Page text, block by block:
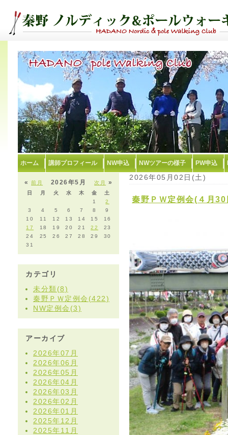
ホーム 講師プロフィール NW申込 NWツアーの様子 PW申込
«前月 次月 »
2026年5月
日 月 火 水 木 金
土
1
2
3
4 5 6 7 8
9
10
11 12 13 14 15
16
17
18 19 20 21 22
23
24
25 26 27 28 29
30
31
カテゴリ
未分類(8)
秦野ＰＷ定例会(422)
NW定例会(3)
アーカイブ
2026年07月
2026年06月
2026年05月
2026年04月
2026年03月
2026年02月
2026年01月
2025年12月
2025年11月
2026年05月02日(土)
秦野ＰＷ定例会(４月30